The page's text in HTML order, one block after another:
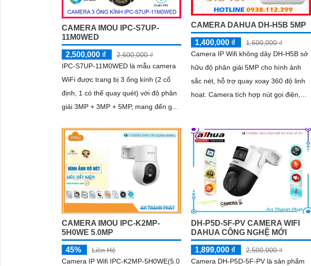
CAMERA IMOU IPC-S7UP-
11M0WED
2,500,000 ₫
2,600,000 ₫
IPC-S7UP-11M0WED là mẫu camera
WiFi được trang bị 3 ống kính (2 cố
định, 1 có thể quay quét) với độ phân
giải 3MP + 3MP + 5MP, mang đến góc
4 chế độ quan sát ban đêm linh hoạt,
giúp giám sát hiệu quả trong mọi điều
kiện ánh sáng
CAMERA DAHUA DH-H5B 5MP
1,400,000 ₫
1,600,000 ₫
Camera IP Wifi không dây DH-H5B sở
hữu độ phân giải 5MP cho hình ảnh
sắc nét, hỗ trợ quay xoay 360 độ linh
hoạt. Camera tích hợp nút gọi điện,
đêm
CAMERA IMOU IPC-K2MP-
5H0WE 5.0MP
45%
Liên Hệ
Camera IP Wifi IPC-K2MP-5H0WE(5.0
DH-P5D-5F-PV CAMERA WIFI
DAHUA CÔNG NGHỆ MỚI
1,899,000 ₫
2,500,000 ₫
Camera DH-P5D-5F-PV là sản phẩm